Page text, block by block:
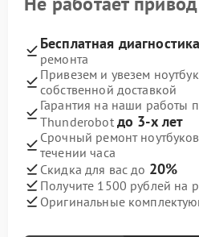
Бесплатная диагностика
ремонта
Привезем и увезем
собственной доставкой
Гарантия на наши работы
Thunderobot до 3-х лет
Срочный ремонт
течении часа
Скидка для вас до 20%
Получите 1500 рублей на
Оригинальные